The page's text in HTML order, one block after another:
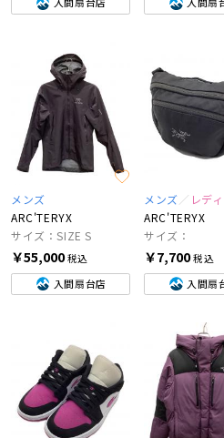
メンズ
ARC'TERYX
サイズ：SIZE S
￥55,000税込
入間扇台店
メンズ
レデ
ARC'TERYX
サイズ：
￥7,700税込
入間扇